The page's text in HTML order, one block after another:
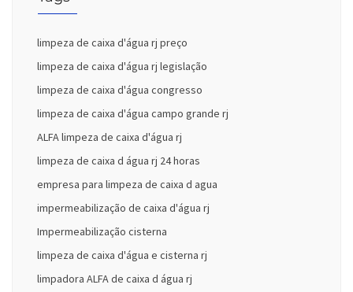
limpeza de caixa d'água rj preço
limpeza de caixa d'água rj legislação
limpeza de caixa d'água congresso
limpeza de caixa d'água campo grande rj
ALFA limpeza de caixa d'água rj
limpeza de caixa d água rj 24 horas
empresa para limpeza de caixa d agua
impermeabilização de caixa d'água rj
Impermeabilização cisterna
limpeza de caixa d'água e cisterna rj
limpadora ALFA de caixa d água rj